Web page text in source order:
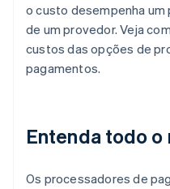
o custo desempenha
de um provedor. Veja
custos das opções de
pagamentos.
Entenda todo
Os processadores de